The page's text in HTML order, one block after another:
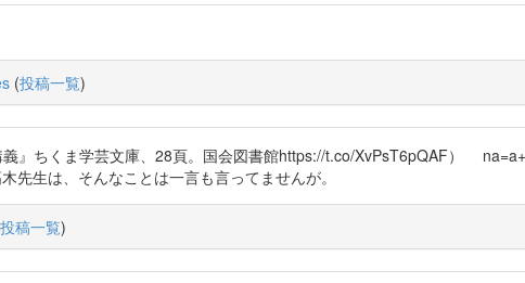
(投稿一覧)
』ちくま学芸文庫、28頁。国会図書館https://t.co/XvPsT6pQAF）
先生は、そんなことは一言も言ってませんが。
投稿一覧)